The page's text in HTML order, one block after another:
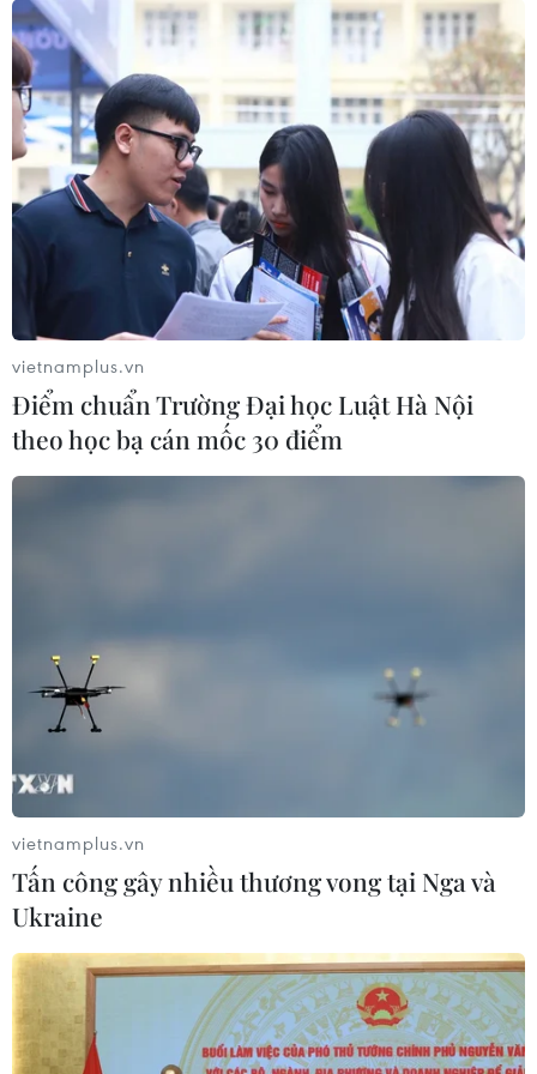
vietnamplus.vn
Điểm chuẩn Trường Đại học Luật Hà Nội
theo học bạ cán mốc 30 điểm
vietnamplus.vn
Tấn công gây nhiều thương vong tại Nga và
Ukraine